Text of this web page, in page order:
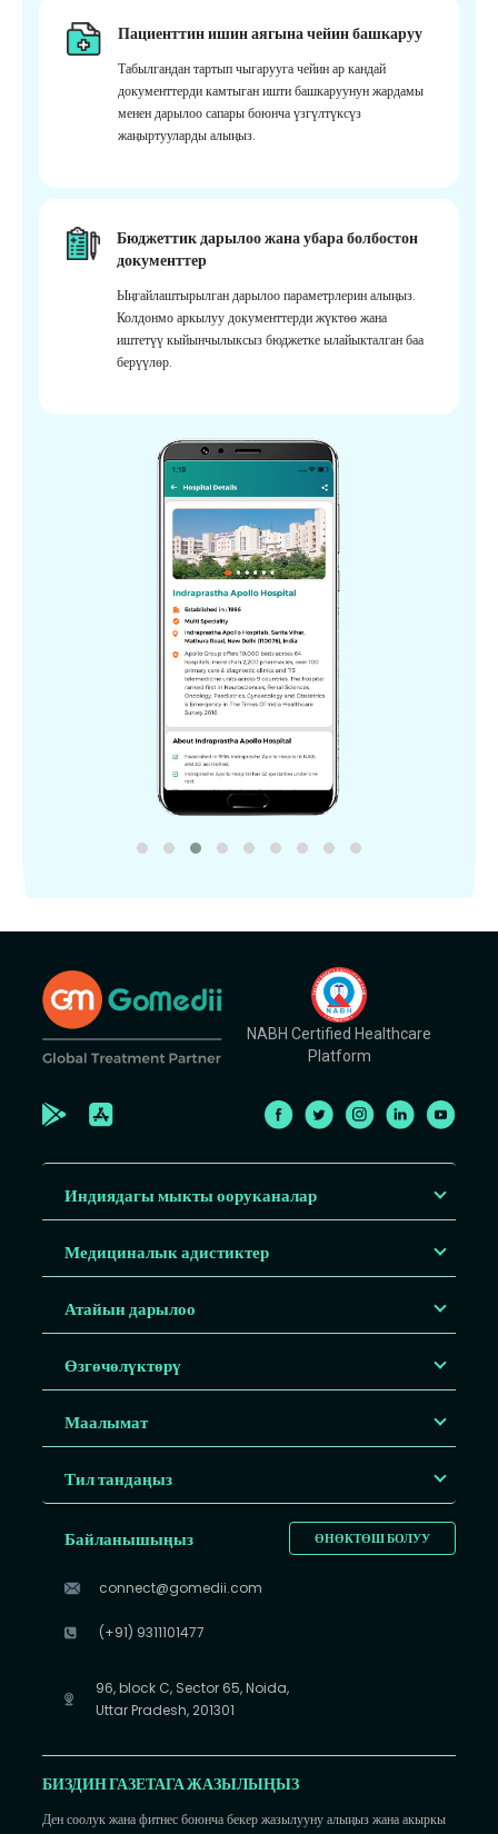
Пациенттин ишин аягына чейин башкаруу
Табылгандан тартып чыгарууга чейин ар кандай
документтерди камтыган ишти башкаруунун жардамы
менен дарылоо сапары боюнча үзгүлтүксүз
жаңыртууларды алыңыз.
Бюджеттик дарылоо жана убара болбостон
документтер
Ыңгайлаштырылган дарылоо параметрлерин алыңыз.
Колдонмо аркылуу документтерди жүктөө жана
иштетүү кыйынчылыксыз бюджетке ылайыкталган баа
берүүлөр.
NABH Certified Healthcare
Platform
Индиядагы мыкты ооруканалар
Медициналык адистиктер
Атайын дарылоо
Өзгөчөлүктөрү
Маалымат
Тил тандаңыз
ӨНӨКТӨШ БОЛУУ
Байланышыңыз
connect@gomedii.com
(+91) 9311101477
96, block C, Sector 65, Noida,
Uttar Pradesh, 201301
БИЗДИН ГАЗЕТАГА ЖАЗЫЛЫҢЫЗ
Ден соолук жана фитнес боюнча бекер жазылууну алыңыз жана акыркы